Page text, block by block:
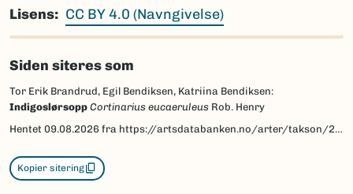
Lisens
CC BY 4.0 (Navngivelse)
Siden siteres som
Tor Erik Brandrud, Egil Bendiksen, Katriina Bendiksen:
Indigoslørsopp Cortinarius eucaeruleus Rob. Henry
Hentet 09.08.2026 fra https://artsdatabanken.no/arter/takson/225230/beskrivelse
Kopier sitering